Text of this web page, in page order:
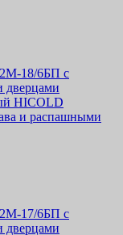
HICOLD
и распашными